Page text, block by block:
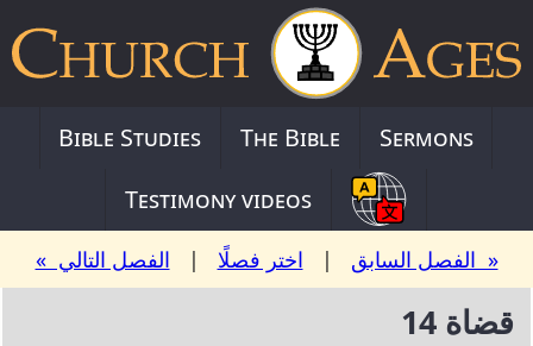
Bible Studies The Bible
Sermons
Testimony videos
« الفصل السابق | اختر فصلًا | الفصل التالي »
قضاة 14